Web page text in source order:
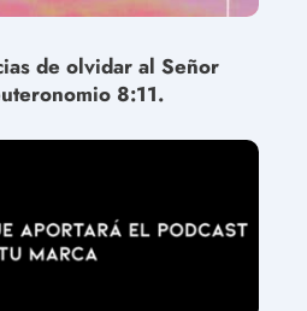
de olvidar al Señor
8:11.